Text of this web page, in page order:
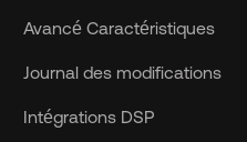
Avancé Caractéristiques
Journal des modifications
Intégrations DSP